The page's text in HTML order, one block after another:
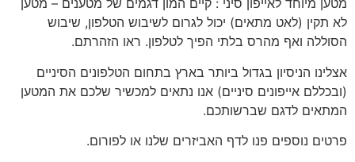
מטען מיוחד לאייפון סיני : קיים המון דגמים של מטענים – מטען
לא תקין (לאט מתאים) יכול לגרום לשיבוש הטלפון, שיבוש
הסוללה ואף מהרס בלתי הפיך לטלפון. ראו הזהרתם.
אצלינו הניסיון בגדול ביותר בארץ בתחום הטלפונים הסיניים
(ובכללם אייפונים סיניים) אנו נתאים למכשיר שלכם את המטען
המתאים לדגם שברשותכם.
פרטים נוספים פנו לדף האביזרים שלנו או לפורום.